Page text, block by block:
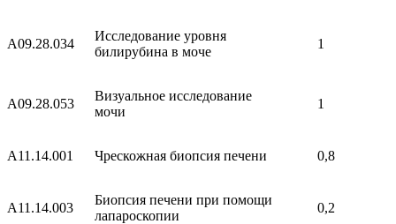
A09.28.034
Исследование уровня
билирубина в моче
1
A09.28.053
Визуальное исследование
мочи
1
A11.14.001 Чрескожная биопсия печени 0,8
A11.14.003
Биопсия печени при помощи
лапароскопии
0,2